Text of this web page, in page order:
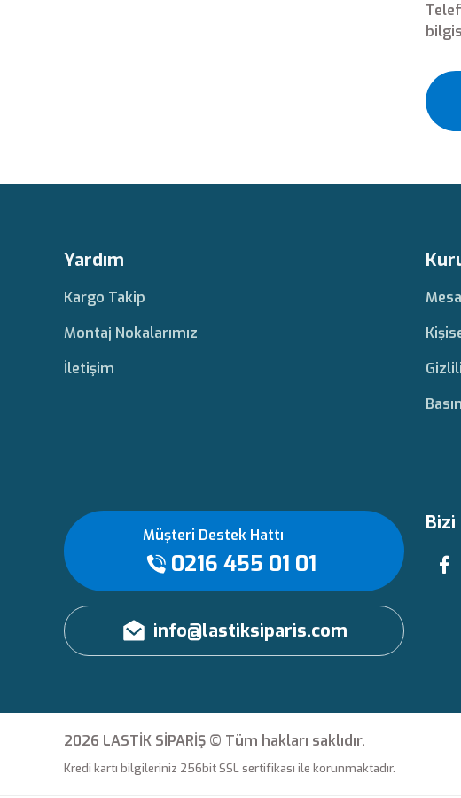
Yardım
Kargo Takip
Montaj Nokalarımız
İletişim
Müşteri Destek Hattı
0216 455 01 01
info@lastiksiparis.com
Bizi
2026 LASTİK SİPARİŞ © Tüm hakları saklıdır.
Kredi kartı bilgileriniz 256bit SSL sertifikası ile korunmaktadır.